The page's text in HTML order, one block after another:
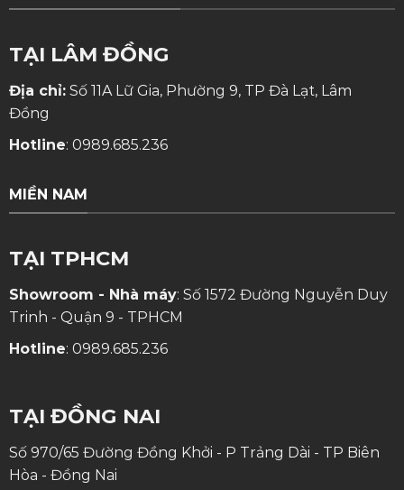
TẠI LÂM ĐỒNG
Địa chỉ:Số 11A Lữ Gia, Phường 9, TP Đà Lạt, Lâm
Đồng
Hotline: 0989.685.236
MIỀN NAM
TẠI TPHCM
Showroom - Nhà máy: Số 1572 Đường Nguyễn Duy
Trinh - Quận 9 - TPHCM
Hotline: 0989.685.236
TẠI ĐỒNG NAI
Số 970/65 Đường Đồng Khởi - P Trảng Dài - TP Biên
Hòa - Đồng Nai